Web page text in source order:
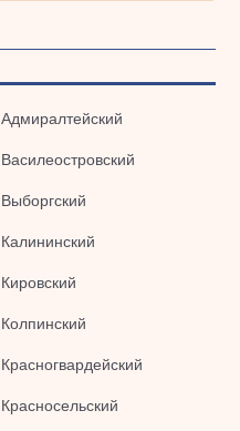
Адмиралтейский
Василеостровский
Выборгский
Калининский
Кировский
Колпинский
Красногвардейский
Красносельский